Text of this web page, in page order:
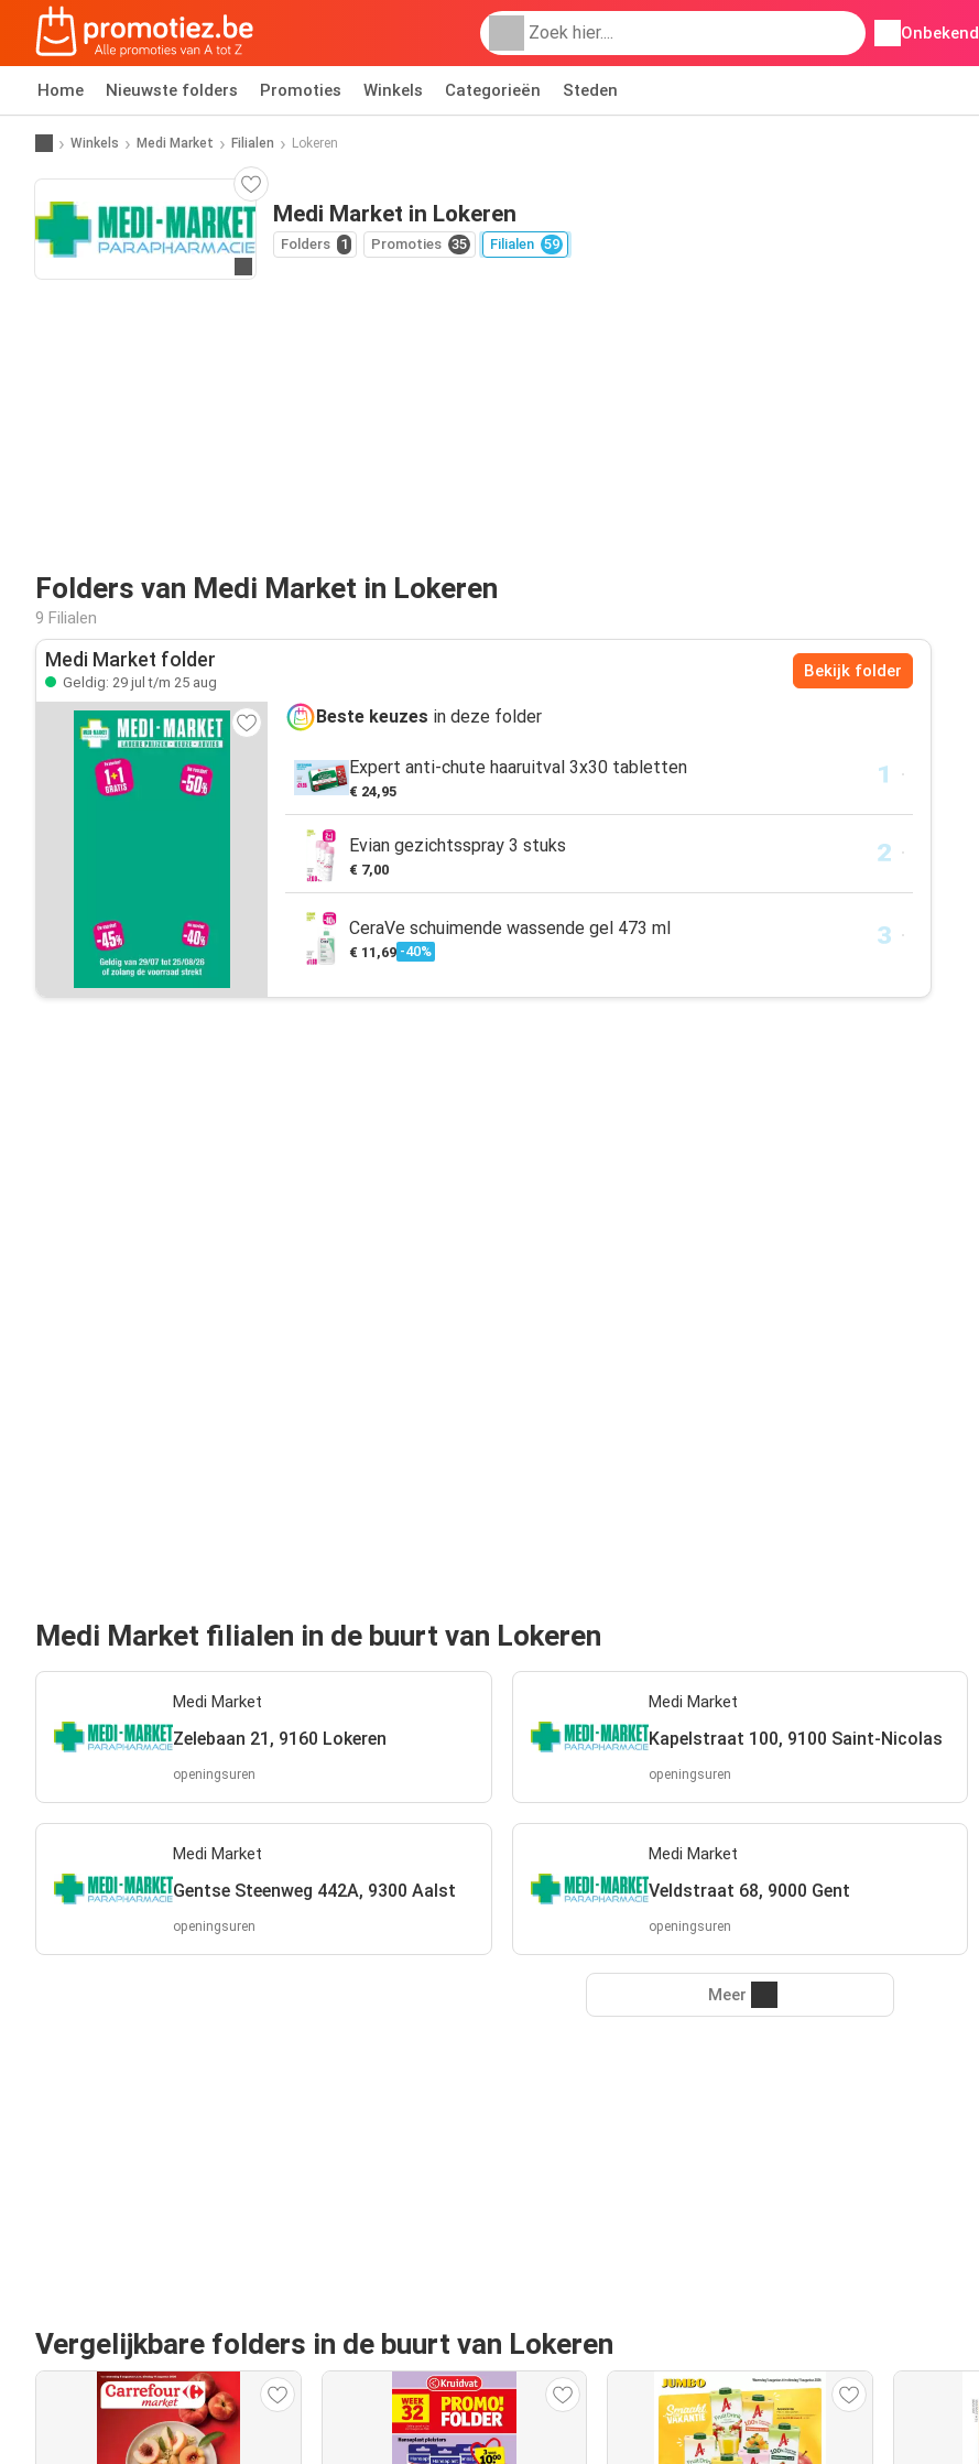
Onbekend
Home Nieuwste folders Promoties Winkels Categorieën Steden
Winkels Medi Market Filialen Lokeren
Medi Market in Lokeren
Folders 1 Promoties 35 Filialen 59
Folders van Medi Market in Lokeren
9 Filialen
Medi Market folder
Geldig: 29 jul t/m 25 aug
Bekijk folder
Beste keuzes in deze folder
Expert anti-chute haaruitval 3x30 tabletten
€ 24,95
Evian gezichtsspray 3 stuks
€ 7,00
CeraVe schuimende wassende gel 473 ml
€ 11,69 -40%
Medi Market filialen in de buurt van Lokeren
Medi Market
Zelebaan 21, 9160 Lokeren
openingsuren
Medi Market
Kapelstraat 100, 9100 Saint-Nicolas
openingsuren
Medi Market
Gentse Steenweg 442A, 9300 Aalst
openingsuren
Medi Market
Veldstraat 68, 9000 Gent
openingsuren
Meer
Vergelijkbare folders in de buurt van Lokeren